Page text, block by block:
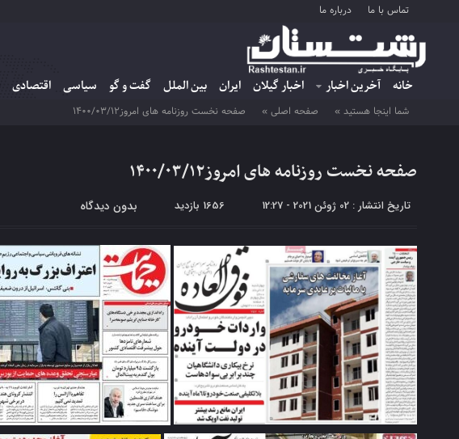
تماس با ما درباره ما
خانه آخرین اخبار اخبار گیلان ایران بین الملل گفت و گو سیاسی اقتصادی
شما اینجا هستید » صفحه اصلی » صفحه نخست روزنامه های امروز۱۴۰۰/۰۳/۱۲
صفحه نخست روزنامه های امروز۱۴۰۰/۰۳/۱۲
تاریخ انتشار : 02 ژوئن 2021 - 12:27 1656 بازدید بدون دیدگاه